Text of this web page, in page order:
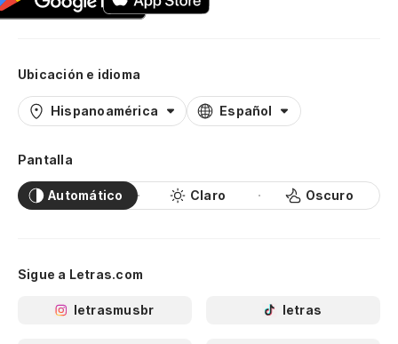
Ubicación e idioma
Hispanoamérica Español
Pantalla
Automático Claro Oscuro
Sigue a Letras.com
letrasmusbr letras